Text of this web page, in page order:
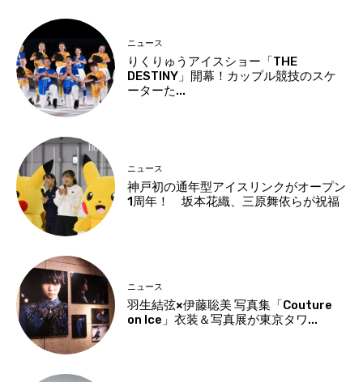
ニュース
りくりゅうアイスショー「THE
DESTINY」開幕！カップル競技のスケ
ーターた...
ニュース
神戸初の通年型アイスリンクがオープン
1周年！ 坂本花織、三原舞依らが祝福
ニュース
羽生結弦×伊藤聡美 写真集「Couture
on Ice」衣装＆写真展が東京タワ...